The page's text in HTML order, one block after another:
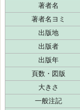
著者名
著者名ヨミ
出版地
出版者
出版年
頁数・図版
大きさ
一般注記